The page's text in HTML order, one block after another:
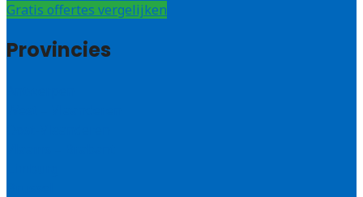
Gratis offertes vergelijken
Provincies